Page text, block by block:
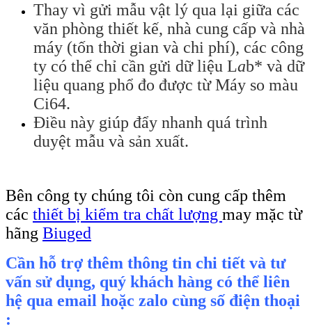
Thay vì gửi mẫu vật lý qua lại giữa các
văn phòng thiết kế, nhà cung cấp và nhà
máy (tốn thời gian và chi phí), các công
ty có thể chỉ cần gửi dữ liệu Lab* và dữ
liệu quang phổ đo được từ Máy so màu
Ci64.
Điều này giúp đẩy nhanh quá trình
duyệt mẫu và sản xuất.
Bên công ty chúng tôi còn cung cấp thêm
các thiết bị kiểm tra chất lượng may mặc từ
hãng Biuged
Cần hỗ trợ thêm thông tin chi tiết và tư
vấn sử dụng, quý khách hàng có thể liên
hệ qua email hoặc zalo cùng số điện thoại
: